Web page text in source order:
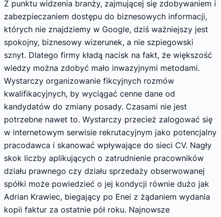
Z punktu widzenia branży, zajmującej się zdobywaniem i
zabezpieczaniem dostępu do biznesowych informacji,
których nie znajdziemy w Google, dziś ważniejszy jest
spokojny, biznesowy wizerunek, a nie szpiegowski
sznyt. Dlatego firmy kładą nacisk na fakt, że większość
wiedzy można zdobyć mało inwazyjnymi metodami.
Wystarczy organizowanie fikcyjnych rozmów
kwalifikacyjnych, by wyciągać cenne dane od
kandydatów do zmiany posady. Czasami nie jest
potrzebne nawet to. Wystarczy przecież zalogować się
w internetowym serwisie rekrutacyjnym jako potencjalny
pracodawca i skanować wpływające do sieci CV. Nagły
skok liczby aplikujących o zatrudnienie pracowników
działu prawnego czy działu sprzedaży obserwowanej
spółki może powiedzieć o jej kondycji równie dużo jak
Adrian Krawiec, biegający po Enei z żądaniem wydania
kopii faktur za ostatnie pół roku. Najnowsze